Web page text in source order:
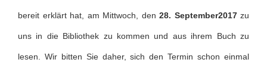
bereit erklärt hat, am Mittwoch, den 28. September2017 zu
uns in die Bibliothek zu kommen und aus ihrem Buch zu
lesen. Wir bitten Sie daher, sich den Termin schon einmal